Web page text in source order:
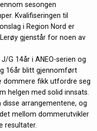
sesongen
Kvalifiseringen til
i Region Nord er
gjenstår for noen av
G 14år i ANEO-serien og
16år blitt gjennomført
dommere fikk utfordre seg
helgen med solid innsats.
arrangementene, og
mellom dommerutvikler
resultater.